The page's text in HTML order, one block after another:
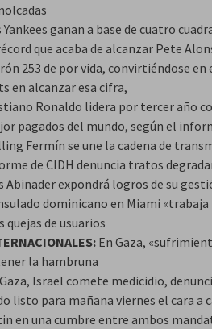
Yankees ganan a base de cuatro
que acaba de alcanzar Pete
253 de por vida, convirtiéndose
en alcanzar esa cifra,
Ronaldo lidera por tercer año
pagados del mundo, según el
Fermín se une la cadena de
de CIDH denuncia tratos
Abinader expondrá logros de su
dominicano en Miami
quejas de usuarios
En Gaza,
la hambruna
Israel comete medicidio,
listo para mañana viernes el cara a
en una cumbre entre ambos